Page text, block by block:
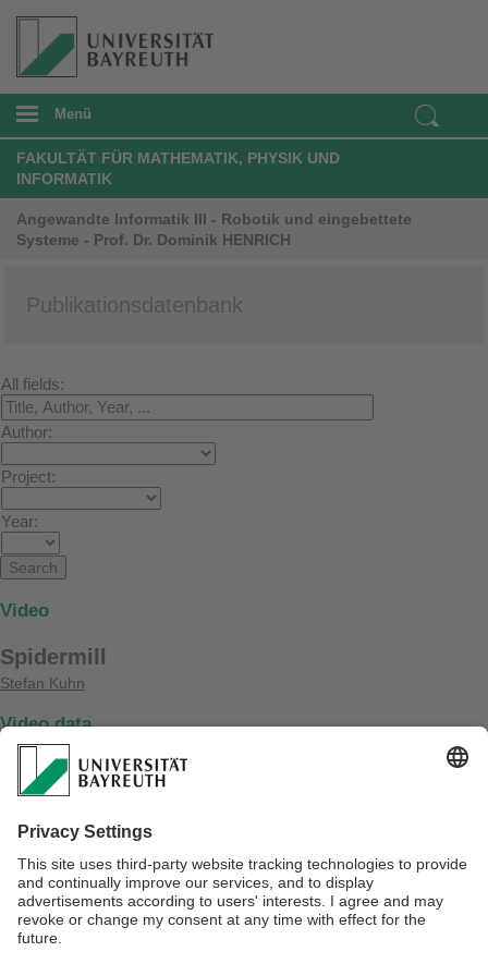
Menü
FAKULTÄT FÜR MATHEMATIK, PHYSIK UND
INFORMATIK
Angewandte Informatik III - Robotik und eingebettete
Systeme - Prof. Dr. Dominik HENRICH
Publikationsdatenbank
All fields:
Author:
Project:
Year:
Video
Spidermill
Stefan Kuhn
Video data
Video date:
15. March 2004
https://www.ai3.uni-bayreuth.de/de/publikationen/resypub/index.php?
mode=vid_show&vid_ref=kuhn2004d
Videolink: